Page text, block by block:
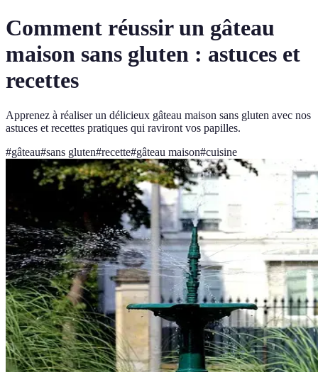
Comment réussir un gâteau
maison sans gluten : astuces et
recettes
Apprenez à réaliser un délicieux gâteau maison sans gluten avec nos
astuces et recettes pratiques qui raviront vos papilles.
#gâteau#sans gluten#recette#gâteau maison#cuisine